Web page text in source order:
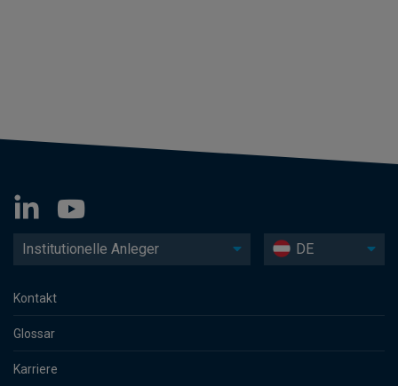
Institutionelle Anleger DE
Kontakt
Glossar
Karriere